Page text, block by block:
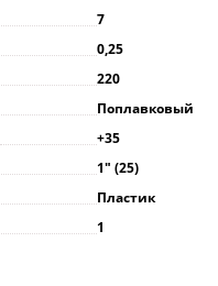
7
0,25
220
Поплавковый
+35
1ʺ (25)
Пластик
1